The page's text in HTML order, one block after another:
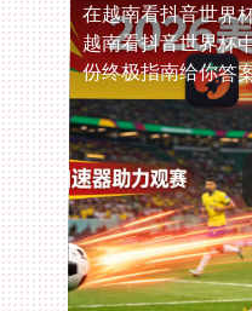
在越南看抖音世界
份终极指南给你答